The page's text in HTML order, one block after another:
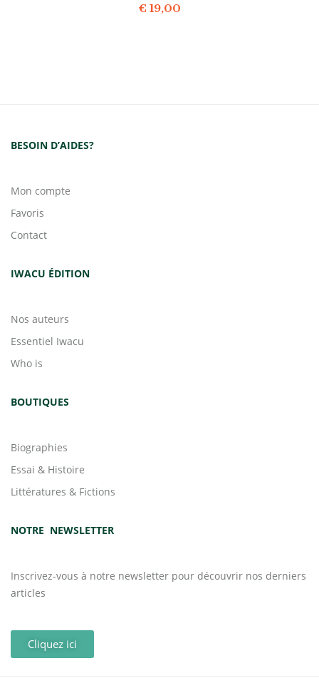
€ 19,00
BESOIN D’AIDES?
Mon compte
Favoris
Contact
IWACU ÉDITION
Nos auteurs
Essentiel Iwacu
Who is
BOUTIQUES
Biographies
Essai & Histoire
Littératures & Fictions
NOTRE NEWSLETTER
Inscrivez-vous à notre newsletter pour découvrir nos derniers
articles
Cliquez ici